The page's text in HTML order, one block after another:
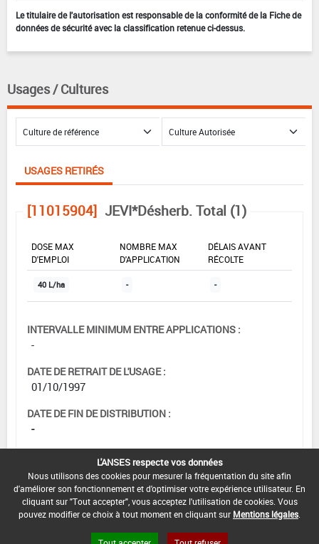
Le titulaire de l'autorisation est responsable de la conformité de la Fiche de
données de sécurité avec la classification retenue ci-dessus.
Usages / Cultures
USAGES RETIRÉS
[11015904] JEVI*Désherb. Total (1)
DOSE MAX
D'EMPLOI
NOMBRE MAX
D'APPLICATION
DÉLAIS AVANT
RÉCOLTE
40 L/ha - -
INTERVALLE MINIMUM ENTRE APPLICATIONS :
-
DATE DE RETRAIT DE L'USAGE :
01/10/1997
DATE DE FIN DE DISTRIBUTION :
-
DATE DE FIN D'UTILISATION :
-
L'ANSES respecte vos données
Nous utilisons des cookies pour mesurer la fréquentation du site afin
d'améliorer son fonctionnement et d'optimiser votre expérience utilisateur. En
cliquant sur "Tout accepter", vous acceptez l'utilisation de cookies. Vous
pouvez modifier ce choix à tout moment en cliquant sur Mentions légales